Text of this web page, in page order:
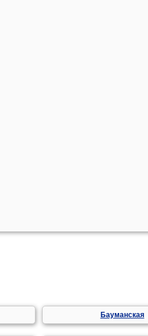
Бауманская